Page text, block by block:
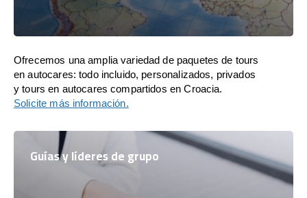
Ofrecemos una amplia variedad de paquetes de tours
en autocares: todo incluido, personalizados, privados
y tours en autocares compartidos en Croacia.
Solicite más información.
Guías y líderes de grupo